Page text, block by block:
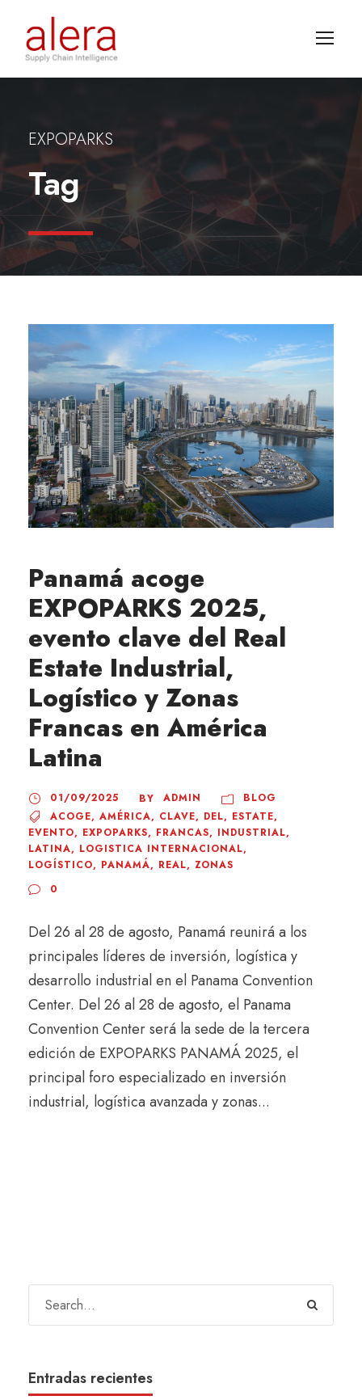
EXPOPARKS
Tag
Panamá acoge
EXPOPARKS 2025,
evento clave del Real
Estate Industrial,
Logístico y Zonas
Francas en América
Latina
01/09/2025 BY ADMIN
BLOG
ACOGE, AMÉRICA, CLAVE, DEL, ESTATE,
EVENTO, EXPOPARKS, FRANCAS, INDUSTRIAL,
LATINA, LOGISTICA INTERNACIONAL,
LOGÍSTICO, PANAMÁ, REAL, ZONAS
0
Del 26 al 28 de agosto, Panamá reunirá a los
principales líderes de inversión, logística y
desarrollo industrial en el Panama Convention
Center. Del 26 al 28 de agosto, el Panama
Convention Center será la sede de la tercera
edición de EXPOPARKS PANAMÁ 2025, el
principal foro especializado en inversión
industrial, logística avanzada y zonas...
Entradas recientes